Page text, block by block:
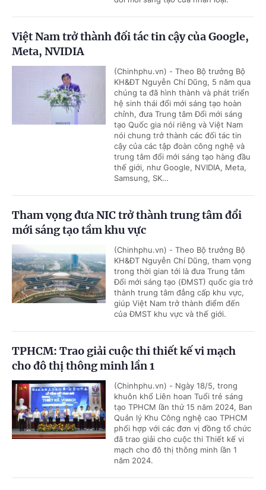
Việt Nam trở thành đối tác tin cậy của Google,
Meta, NVIDIA
(Chinhphu.vn) - Theo Bộ trưởng Bộ
KH&ĐT Nguyễn Chí Dũng, 5 năm qua
chúng ta đã hình thành và phát triển
hệ sinh thái đổi mới sáng tạo hoàn
chỉnh, đưa Trung tâm Đổi mới sáng
tạo Quốc gia nói riêng và Việt Nam
nói chung trở thành các đối tác tin
cậy của các tập đoàn công nghệ và
trung tâm đổi mới sáng tạo hàng đầu
thế giới, như Google, NVIDIA, Meta,
Samsung, SK…
Tham vọng đưa NIC trở thành trung tâm đổi
mới sáng tạo tầm khu vực
(Chinhphu.vn) - Theo Bộ trưởng Bộ
KH&ĐT Nguyễn Chí Dũng, tham vọng
trong thời gian tới là đưa Trung tâm
Đổi mới sáng tạo (ĐMST) quốc gia trở
thành trung tâm đẳng cấp khu vực,
giúp Việt Nam trở thành điểm đến
của ĐMST khu vực và thế giới.
TPHCM: Trao giải cuộc thi thiết kế vi mạch
cho đô thị thông minh lần 1
(Chinhphu.vn) - Ngày 18/5, trong
khuôn khổ Liên hoan Tuổi trẻ sáng
tạo TPHCM lần thứ 15 năm 2024, Ban
Quản lý Khu Công nghệ cao TPHCM
phối hợp với các đơn vị đồng tổ chức
đã trao giải cho cuộc thi Thiết kế vi
mạch cho đô thị thông minh lần 1
năm 2024.